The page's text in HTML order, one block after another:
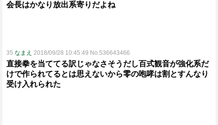
会長はかなり放出系寄りだよね
35 なまえ 2018/09/28 10:45:49 No.536643466
直接拳を当ててる訳じゃなさそうだし百式観音が強化系だ
けで作られてるとは思えないから零の咆哮は割とすんなり
受け入れられた